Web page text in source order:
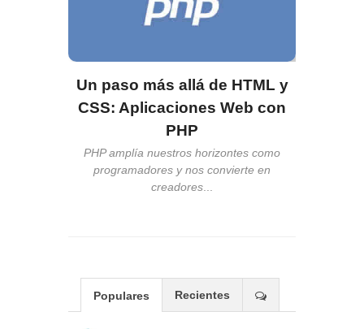
Un paso más allá de HTML y
CSS: Aplicaciones Web con
PHP
PHP amplía nuestros horizontes como
programadores y nos convierte en
creadores
Populares Recientes